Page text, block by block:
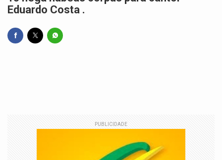
Eduardo Costa .
PUBLICIDADE